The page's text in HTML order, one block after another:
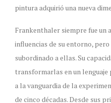
pintura adquirió una nueva
Frankenthaler siempre fue un
influencias de su entorno,
subordinado a ellas. Su
transformarlas en un
a la vanguardia de la
de cinco décadas. Desde sus